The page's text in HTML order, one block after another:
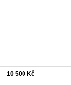
10 500 Kč